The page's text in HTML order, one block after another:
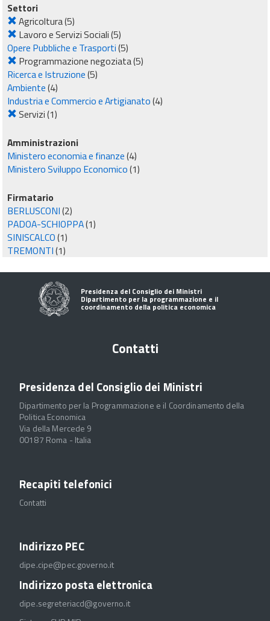
Settori
Agricoltura(5)
Lavoro e Servizi Sociali(5)
Opere Pubbliche e Trasporti(5)
Programmazione negoziata(5)
Ricerca e Istruzione(5)
Ambiente(4)
Industria e Commercio e Artigianato(4)
Servizi(1)
Amministrazioni
Ministero economia e finanze(4)
Ministero Sviluppo Economico(1)
Firmatario
BERLUSCONI(2)
PADOA-SCHIOPPA(1)
SINISCALCO(1)
TREMONTI(1)
Presidenza del Consiglio dei Ministri
Dipartimento per la programmazione e il
coordinamento della politica economica
Contatti
Presidenza del Consiglio dei Ministri
Dipartimento per la Programmazione e il Coordinamento della
Politica Economica
Via della Mercede 9
00187 Roma - Italia
Recapiti telefonici
Contatti
Indirizzo PEC
dipe.cipe@pec.governo.it
Indirizzo posta elettronica
dipe.segreteriacd@governo.it